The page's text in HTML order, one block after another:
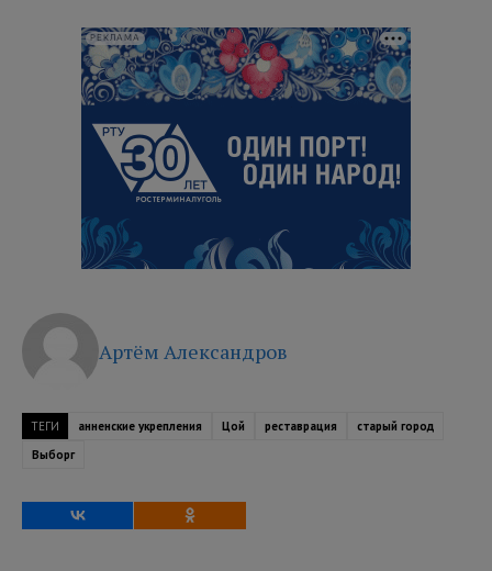
РЕКЛАМА
Артём Александров
ТЕГИ анненские укрепления Цой реставрация
старый город
Выборг